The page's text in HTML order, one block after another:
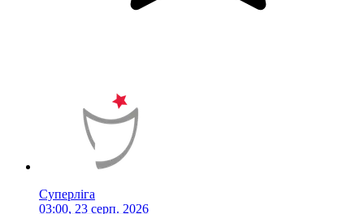
Суперліга
03:00, 23 серп. 2026